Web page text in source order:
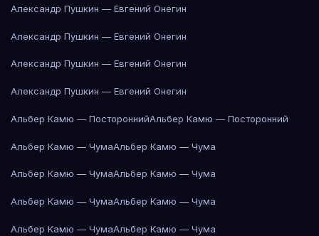
Александр Пушкин — Евгений Онегин
Александр Пушкин — Евгений Онегин
Александр Пушкин — Евгений Онегин
Александр Пушкин — Евгений Онегин
Альбер Камю — ПостороннийАльбер Камю — Посторонний
Альбер Камю — ЧумаАльбер Камю — Чума
Альбер Камю — ЧумаАльбер Камю — Чума
Альбер Камю — ЧумаАльбер Камю — Чума
Альбер Камю — ЧумаАльбер Камю — Чума